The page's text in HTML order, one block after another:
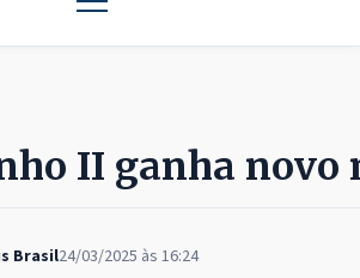
II ganha novo
Brasil24/03/2025 às 16:24